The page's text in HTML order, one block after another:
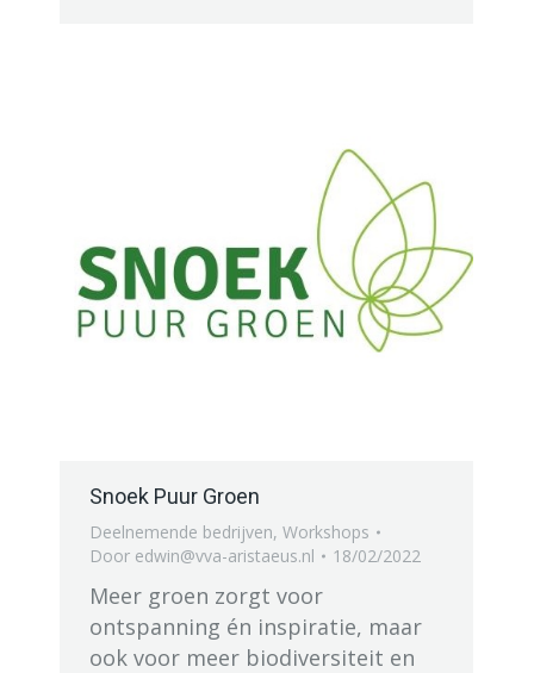
Snoek Puur Groen
Deelnemende bedrijven, Workshops
Door edwin@vva-aristaeus.nl 18/02/2022
Meer groen zorgt voor
ontspanning én inspiratie, maar
ook voor meer biodiversiteit en